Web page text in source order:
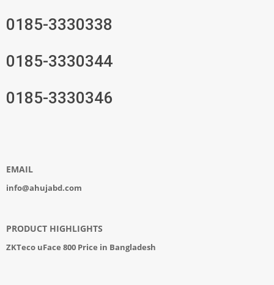
0185-3330338
0185-3330344
0185-3330346
EMAIL
info@ahujabd.com
PRODUCT HIGHLIGHTS
ZKTeco uFace 800 Price in Bangladesh